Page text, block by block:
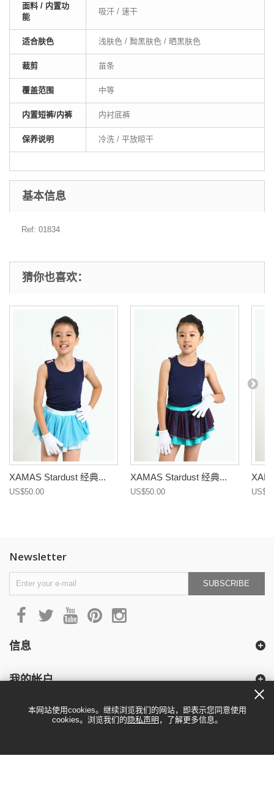
面料 / 内置功
能
吸汗 / 速干
适合肤色 浅肤色 / 黝黑肤色 / 晒黑肤色
裁剪 苗条
覆盖范围 中等
内置短裤/内裤 内衬底裤
保养说明 冷洗 / 平放晾干
基本信息
Ref: 01834
猜你也喜欢：
XAMAS Stardust 经典...
US$50.00
XAMAS Stardust 经典...
US$50.00
Newsletter
SUBSCRIBE
信息
我的帐户
本网站使用cookies。继续浏览我们的网站，即表示您同意使用
cookies。浏览我们的 隐私声明 ，了解更多信息。